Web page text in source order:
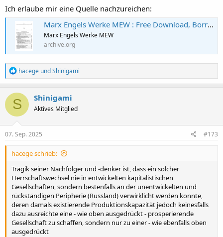
Ich erlaube mir eine Quelle nachzureichen:
Marx Engels Werke MEW : Free Download, Borrow, and Streaming : Internet Archive
Marx Engels Werke MEW
archive.org
R
e
a
k
t
i
o
n
e
hacege undShinigami
S Shinigami
Aktives Mitglied
07. Sep. 2025 #173
hacege schrieb:
Tragik seiner Nachfolger und -denker ist, dass ein solcher
Herrschaftswechsel nie in entwickelten kapitalistischen
Gesellschaften, sondern bestenfalls an der unentwickelten und
rückständigen Peripherie (Russland) verwirklicht werden konnte,
deren damals existierende Produktionskapazität jedoch keinesfalls
dazu ausreichte eine - wie oben ausgedrückt - prosperierende
Gesellschaft zu schaffen, sondern nur zu einer - wie ebenfalls oben
ausgedrückt